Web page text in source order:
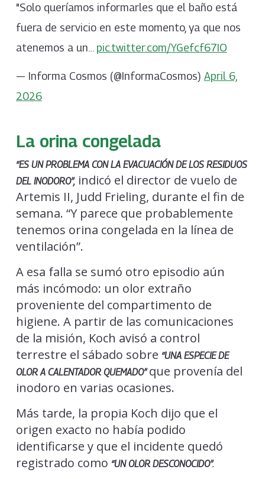
"Solo queríamos informarles que el baño está
fuera de servicio en este momento, ya que nos
atenemos a un… pic.twitter.com/YGefcf67IO
— Informa Cosmos (@InformaCosmos) April 6,
2026
La orina congelada
“ES UN PROBLEMA CON LA EVACUACIÓN DE LOS RESIDUOS
DEL INODORO”,indicó el director de vuelo de
Artemis II, Judd Frieling, durante el fin de
semana. “Y parece que probablemente
tenemos orina congelada en la línea de
ventilación”.
A esa falla se sumó otro episodio aún
más incómodo: un olor extraño
proveniente del compartimento de
higiene. A partir de las comunicaciones
de la misión, Koch avisó a control
terrestre el sábado sobre “UNA ESPECIE DE
OLOR A CALENTADOR QUEMADO”que provenía del
inodoro en varias ocasiones.
Más tarde, la propia Koch dijo que el
origen exacto no había podido
identificarse y que el incidente quedó
registrado como “UN OLOR DESCONOCIDO”.